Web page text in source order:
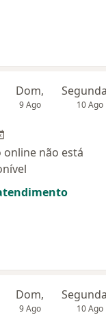
Dom,
9 Ago 10 Ago
não está
Dom,
9 Ago 10 Ago